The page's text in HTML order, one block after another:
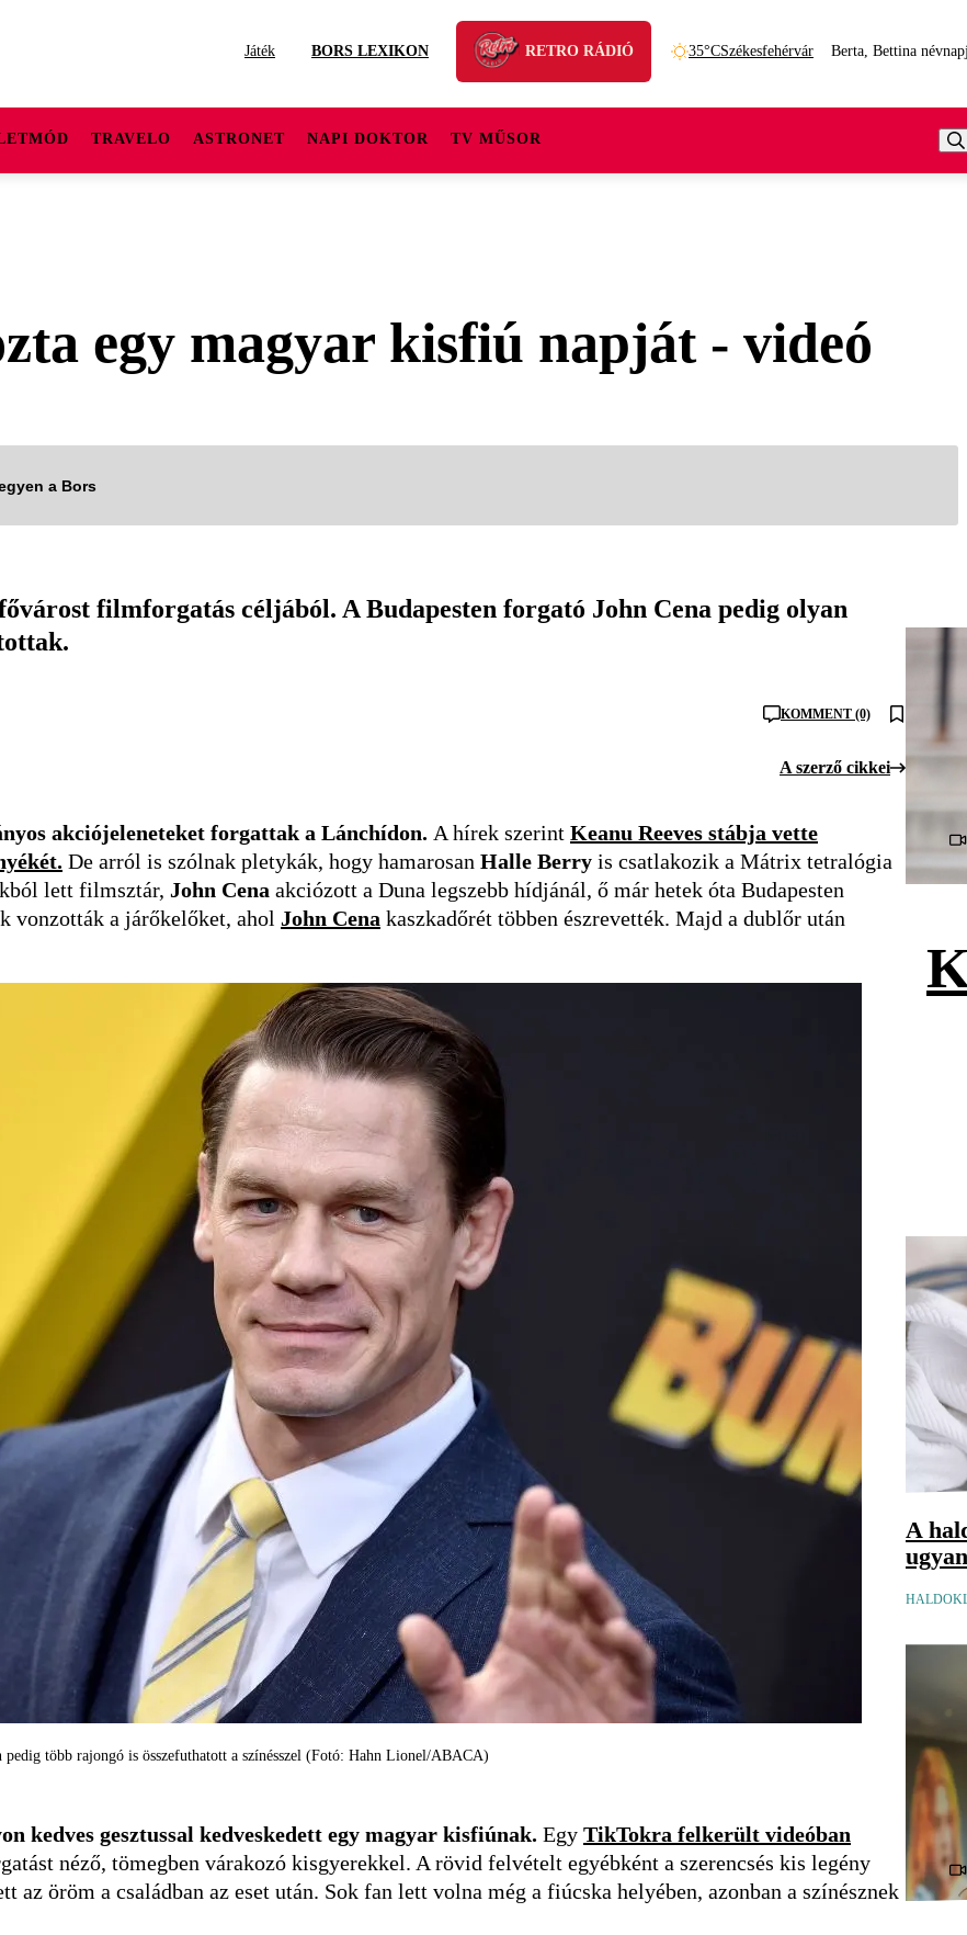
Játék BORS LEXIKON RETRO RÁDIÓ 35°CSzékesfehérvár Berta, Bettina
TRAVELO ASTRONET NAPI DOKTOR TV MŰSOR
egy magyar kisfiú napját - videó
a Bors
filmforgatás céljából. A Budapesten forgató John Cena pedig olyan
KOMMENT (0)
A szerző cikkei
akciójeleneteket forgattak a Lánchídon. A hírek szerint Keanu Reeves stábja vette
De arról is szólnak pletykák, hogy hamarosan Halle Berry is csatlakozik a Mátrix tetralógia
lett filmsztár, John Cena akciózott a Duna legszebb hídjánál, ő már hetek óta Budapesten
vonzották a járőkelőket, ahol John Cena kaszkadőrét többen észrevették. Majd a dublőr után
több rajongó is összefuthatott a színésszel (Fotó: Hahn Lionel/ABACA)
kedves gesztussal kedveskedett egy magyar kisfiúnak. Egy TikTokra felkerült videóban
néző, tömegben várakozó kisgyerekkel. A rövid felvételt egyébként a szerencsés kis legény
az öröm a családban az eset után. Sok fan lett volna még a fiúcska helyében, azonban a színésznek
A